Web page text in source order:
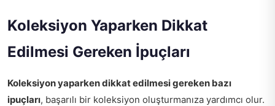
Koleksiyon Yaparken Dikkat
Edilmesi Gereken İpuçları
Koleksiyon yaparken dikkat edilmesi gereken bazı
ipuçları, başarılı bir koleksiyon oluşturmanıza yardımcı olur.